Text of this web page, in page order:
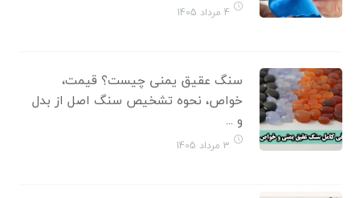
4 مرداد 1405
سنگ عقیق یمنی چیست؟ قیمت،
خواص، نحوه تشخیص سنگ اصل از بدل
و ...
3 مرداد 1405